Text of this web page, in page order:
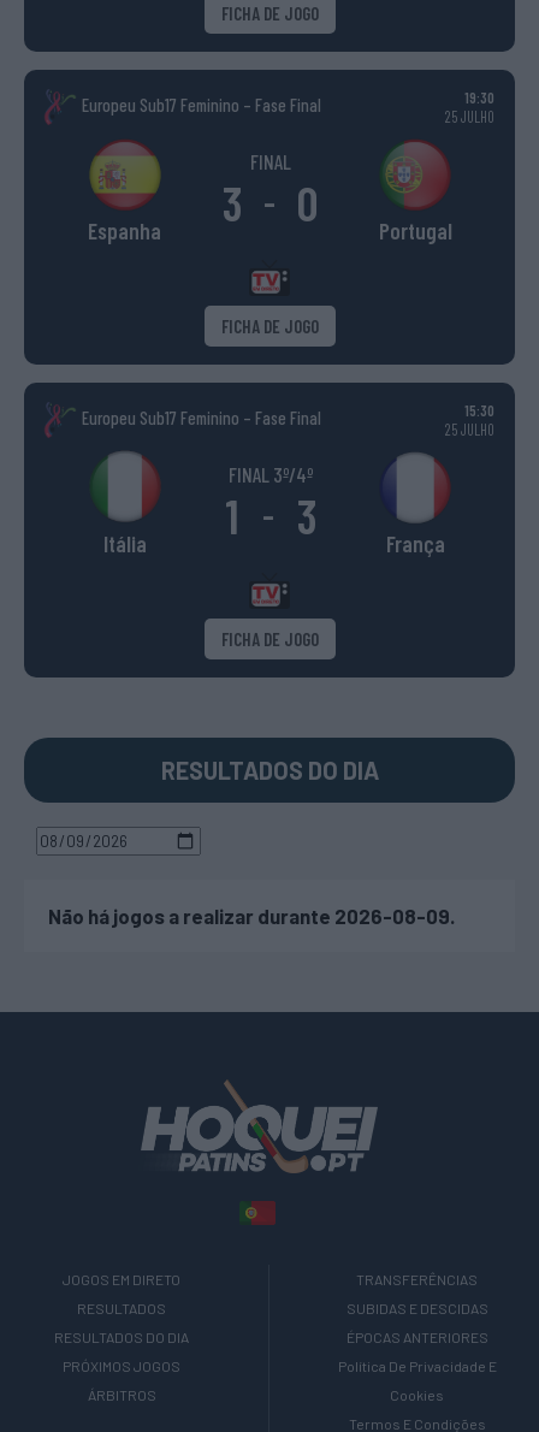
FICHA DE JOGO
Europeu Sub17 Feminino – Fase Final
19:30
25 JULHO
Espanha
FINAL
3 - 0 Portugal
FICHA DE JOGO
Europeu Sub17 Feminino – Fase Final
15:30
25 JULHO
Itália
FINAL 3º/4º
1 - 3 França
FICHA DE JOGO
RESULTADOS DO DIA
Não há jogos a realizar durante 2026-08-09.
JOGOS EM DIRETO
RESULTADOS
RESULTADOS DO DIA
PRÓXIMOS JOGOS
ÁRBITROS
TRANSFERÊNCIAS
SUBIDAS E DESCIDAS
ÉPOCAS ANTERIORES
Política De Privacidade E
Cookies
Termos E Condições